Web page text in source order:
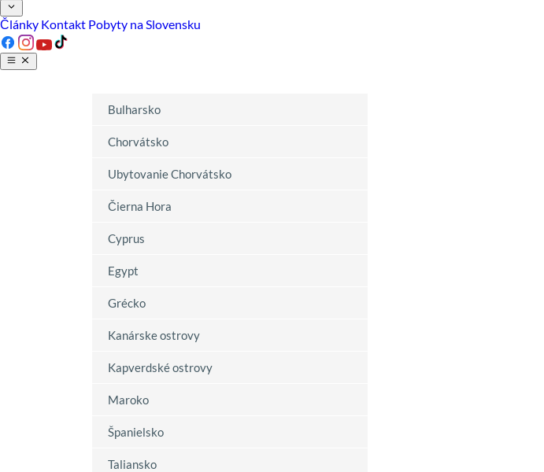
Články Kontakt Pobyty na Slovensku
Bulharsko
Chorvátsko
Ubytovanie Chorvátsko
Čierna Hora
Cyprus
Egypt
Grécko
Kanárske ostrovy
Kapverdské ostrovy
Maroko
Španielsko
Taliansko